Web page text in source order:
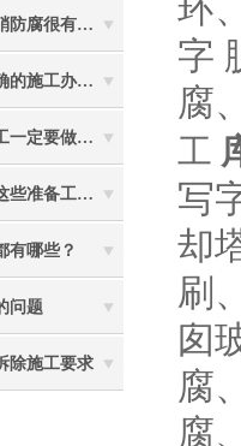
为什么说烟囱脱硫脱硝防腐很有必要
烟囱脱硫脱硝防腐正确的施工办法由高空防腐公司说与你听
烟囱脱硫脱硝防腐施工一定要做好防护工作
烟囱脱硫脱硝防腐前这些准备工作要做到位
有哪些？
问题
除施工要求
环
字
腐
工
写
却
刷
囱
腐
腐